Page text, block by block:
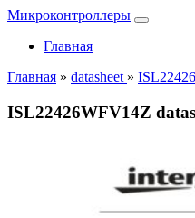
Микроконтроллеры
Главная
Главная » datasheet »
ISL22426WFV14Z